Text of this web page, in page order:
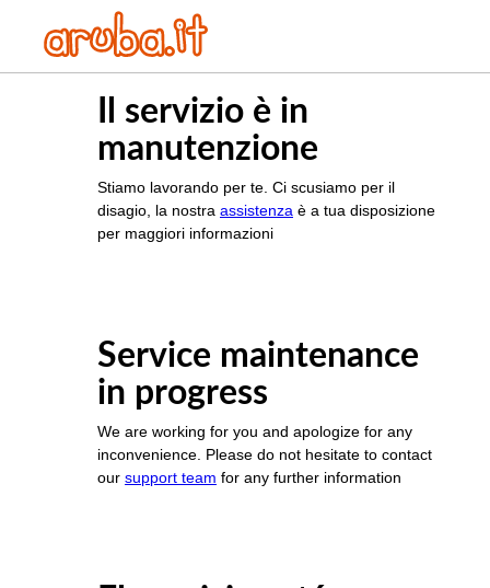
Il servizio è in
manutenzione
Stiamo lavorando per te. Ci scusiamo per il
disagio, la nostra assistenza è a tua disposizione
per maggiori informazioni
Service maintenance
in progress
We are working for you and apologize for any
inconvenience. Please do not hesitate to contact
our support team for any further information